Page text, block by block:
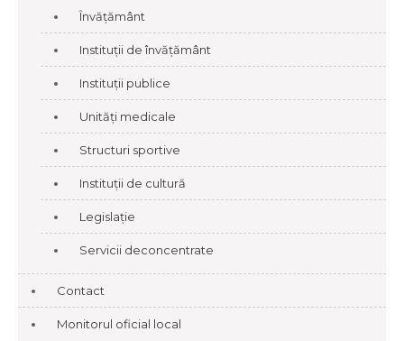
Învățământ
Instituții de învățământ
Instituții publice
Unități medicale
Structuri sportive
Instituții de cultură
Legislație
Servicii deconcentrate
Contact
Monitorul oficial local